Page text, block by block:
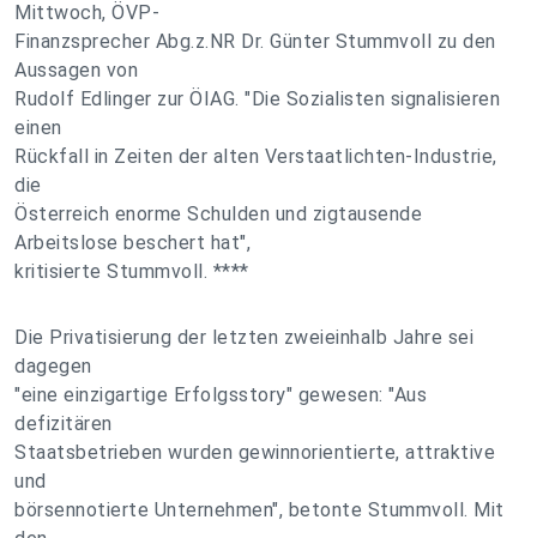
Mittwoch, ÖVP-
Finanzsprecher Abg.z.NR Dr. Günter Stummvoll zu den
Aussagen von
Rudolf Edlinger zur ÖIAG. "Die Sozialisten signalisieren
einen
Rückfall in Zeiten der alten Verstaatlichten-Industrie,
die
Österreich enorme Schulden und zigtausende
Arbeitslose beschert hat",
kritisierte Stummvoll. ****
Die Privatisierung der letzten zweieinhalb Jahre sei
dagegen
"eine einzigartige Erfolgsstory" gewesen: "Aus
defizitären
Staatsbetrieben wurden gewinnorientierte, attraktive
und
börsennotierte Unternehmen", betonte Stummvoll. Mit